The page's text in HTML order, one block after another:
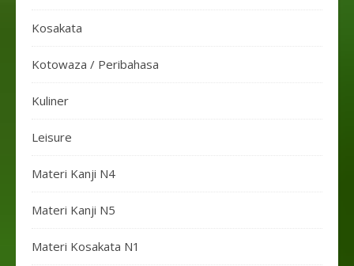
Kosakata
Kotowaza / Peribahasa
Kuliner
Leisure
Materi Kanji N4
Materi Kanji N5
Materi Kosakata N1